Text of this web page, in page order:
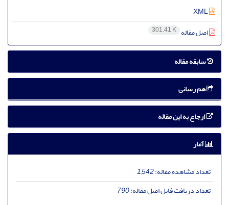
اصل مقاله 301.41 K
سابقه مقاله
هم رسانی
ارجاع به این مقاله
آمار
تعداد مشاهده مقاله:1,542
تعداد دریافت فایل اصل مقاله:790